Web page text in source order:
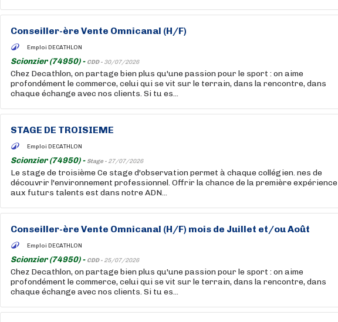
Conseiller-ère Vente Omnicanal (H/F)
Emploi DECATHLON
Scionzier (74950) - CDD - 30/07/2026
Chez Decathlon, on partage bien plus qu'une passion pour le sport : on aime
profondément le commerce, celui qui se vit sur le terrain, dans la rencontre, dans
chaque échange avec nos clients. Si tu es...
STAGE DE TROISIEME
Emploi DECATHLON
Scionzier (74950) - Stage - 27/07/2026
Le stage de troisième Ce stage d'observation permet à chaque collégien. nes de
découvrir l'environnement professionnel. Offrir la chance de la première expérience
aux futurs talents est dans notre ADN...
Conseiller-ère Vente Omnicanal (H/F) mois de Juillet et/ou Août
Emploi DECATHLON
Scionzier (74950) - CDD - 25/07/2026
Chez Decathlon, on partage bien plus qu'une passion pour le sport : on aime
profondément le commerce, celui qui se vit sur le terrain, dans la rencontre, dans
chaque échange avec nos clients. Si tu es...